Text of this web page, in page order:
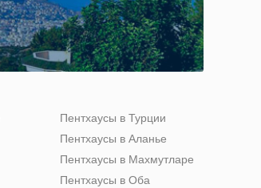
Пентхаусы в Турции
Пентхаусы в Аланье
Пентхаусы в Махмутларе
Пентхаусы в Оба